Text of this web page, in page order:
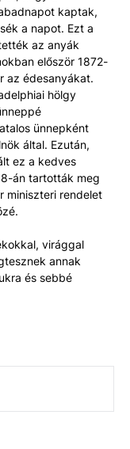
kaptak,
a napot. Ezt a
az anyák
először 1872-
az édesanyákat.
hölgy
ünnepként
által. Ezután,
ez a kedves
án tartották meg
miniszteri rendelet
virággal
annak
és sebbé